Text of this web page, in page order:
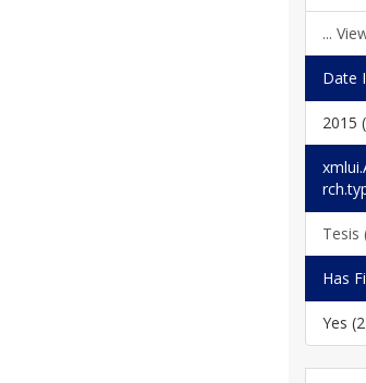
...
Date
2015
Tesis
Has
Yes